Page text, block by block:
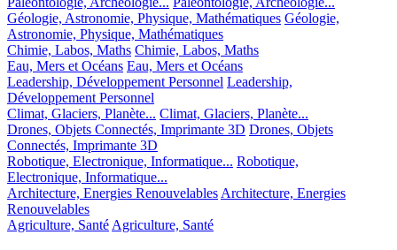
Géologie, Astronomie, Physique, Mathématiques Géologie,
Astronomie, Physique, Mathématiques
Chimie, Labos, Maths Chimie, Labos, Maths
Eau, Mers et Océans Eau, Mers et Océans
Leadership, Développement Personnel Leadership,
Développement Personnel
Climat, Glaciers, Planète... Climat, Glaciers, Planète...
Drones, Objets Connectés, Imprimante 3D Drones, Objets
Connectés, Imprimante 3D
Robotique, Electronique, Informatique... Robotique,
Electronique, Informatique...
Architecture, Energies Renouvelables Architecture, Energies
Renouvelables
Agriculture, Santé Agriculture, Santé